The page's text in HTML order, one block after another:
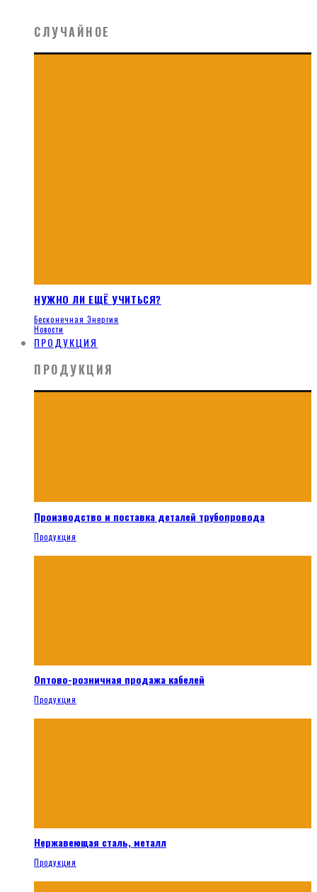
СЛУЧАЙНОЕ
НУЖНО ЛИ ЕЩЁ УЧИТЬСЯ?
Бесконечная Энергия
Новости
ПРОДУКЦИЯ
ПРОДУКЦИЯ
Производство и поставка деталей трубопровода
Продукция
Оптово-розничная продажа кабелей
Продукция
Нержавеющая сталь, металл
Продукция